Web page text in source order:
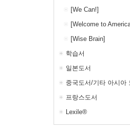
[We Can!]
[Welcome to
[Wise Brain]
학습서
일본도서
중국도서/기타 아시아
프랑스도서
Lexile®